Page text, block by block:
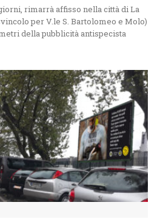
rimarrà affisso nella città di La
per V.le S. Bartolomeo e Molo)
della pubblicità antispecista